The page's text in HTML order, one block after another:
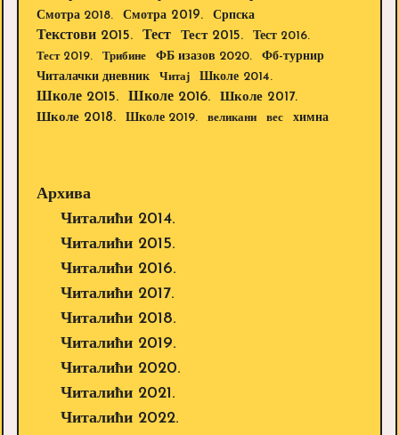
Смотра 2018. Смотра 2019. Српска
Текстови 2015. Тест Тест 2015.
Тест 2016.
Тест 2019.
Трибине ФБ изазов 2020.
Фб-турнир
Читалачки дневник
Читај Школе 2014.
Школе 2015. Школе 2016.
Школе 2017.
Школе 2018.
Школе 2019. великани вес химна
Архива
Читалићи 2014.
Читалићи 2015.
Читалићи 2016.
Читалићи 2017.
Читалићи 2018.
Читалићи 2019.
Читалићи 2020.
Читалићи 2021.
Читалићи 2022.